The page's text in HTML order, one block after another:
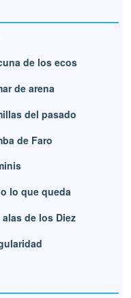
de los ecos
de arena
del pasado
de Faro
lo que queda
alas de los Diez